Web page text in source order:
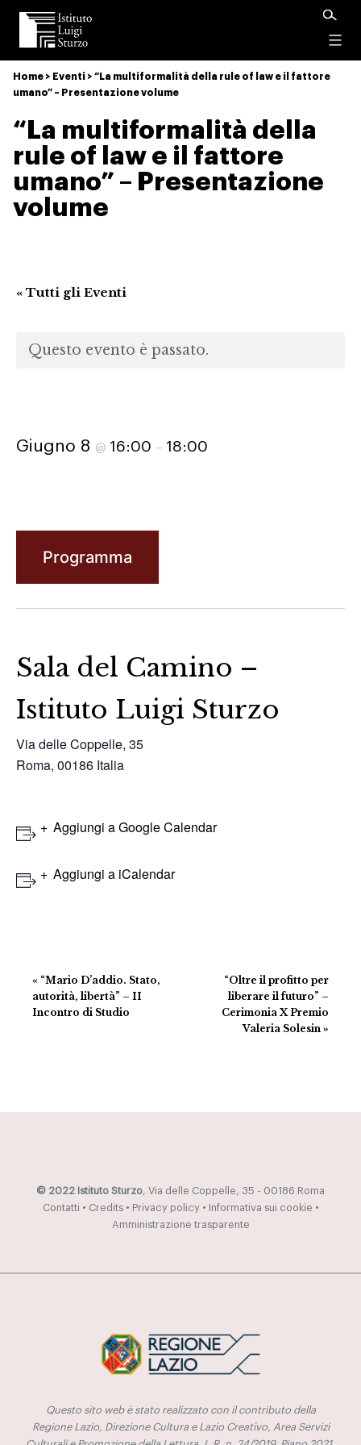
Istituto
Luigi
Sturzo
Home > Eventi > “La multiformalità della rule of law e il fattore
umano” – Presentazione volume
“La multiformalità della
rule of law e il fattore
umano” – Presentazione
volume
« Tutti gli Eventi
Questo evento è passato.
Giugno 8 @ 16:00 – 18:00
Programma
Sala del Camino –
Istituto Luigi Sturzo
Via delle Coppelle, 35
Roma, 00186 Italia
Aggiungi a Google Calendar
Aggiungi a iCalendar
Evento
Navigazione
« “Mario D’addio. Stato,
autorità, libertà” – II
Incontro di Studio
“Oltre il profitto per
liberare il futuro” –
Cerimonia X Premio
Valeria Solesin »
© 2022 Istituto Sturzo, Via delle Coppelle, 35 - 00186 Roma
Contatti • Credits• Privacy policy• Informativa sui cookie •
Amministrazione trasparente
Questo sito web è stato realizzato con il contributo della
Regione Lazio, Direzione Cultura e Lazio Creativo, Area Servizi